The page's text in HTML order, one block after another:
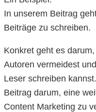
In unserem Beitrag
Beiträge zu schreiben.
Konkret geht es
Autoren vermeidest
Leser schreiben
Beitrag darum, eine
Content Marketing zu